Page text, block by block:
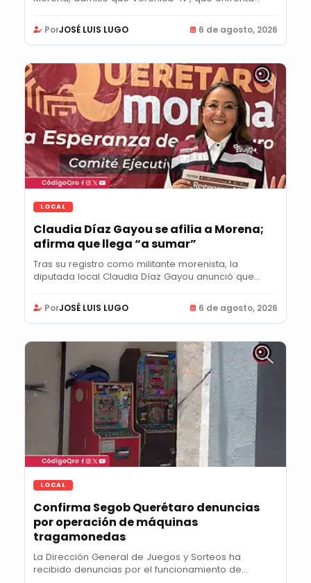
PorJOSÉ LUIS LUGO 6 de agosto, 2026
LOCAL
Claudia Díaz Gayou se afilia a Morena;
afirma que llega “a sumar”
Tras su registro como militante morenista, la
diputada local Claudia Díaz Gayou anunció que...
PorJOSÉ LUIS LUGO 6 de agosto, 2026
LOCAL
Confirma Segob Querétaro denuncias
por operación de máquinas
tragamonedas
La Dirección General de Juegos y Sorteos ha
recibido denuncias por el funcionamiento de